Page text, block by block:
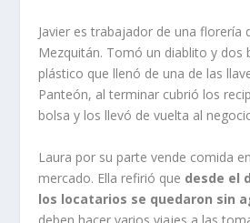
Javier es trabajador de una florería
Mezquitán. Tomó un diablito y dos
plástico que llenó de una de las
Panteón, al terminar cubrió los
bolsa y los llevó de vuelta al
Laura por su parte vende comida
mercado. Ella refirió que desde el
los locatarios se quedaron sin
deben hacer varios viajes a las